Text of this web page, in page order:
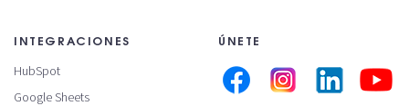
INTEGRACIONES
HubSpot
Google Sheets
ÚNETE